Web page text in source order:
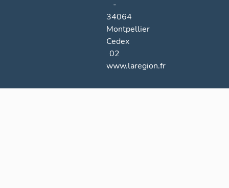
-
34064
Montpellier
Cedex
02
www.laregion.fr